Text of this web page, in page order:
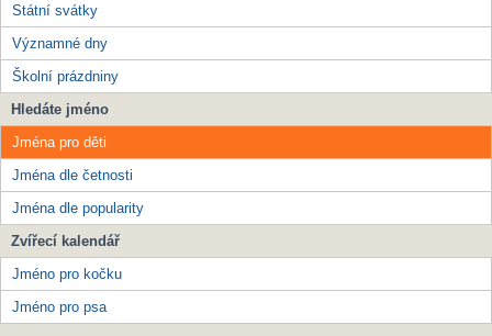
Státní svátky
Významné dny
Školní prázdniny
Hledáte jméno
Jména pro děti
Jména dle četnosti
Jména dle popularity
Zvířecí kalendář
Jméno pro kočku
Jméno pro psa